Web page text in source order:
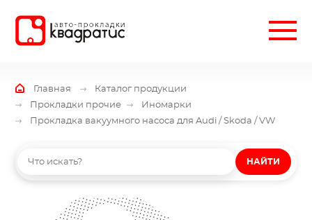
Главная
Каталог продукции
Прокладки прочие
Иномарки
Прокладка вакуумного насоса для Audi / Skoda / VW
НАЙТИ